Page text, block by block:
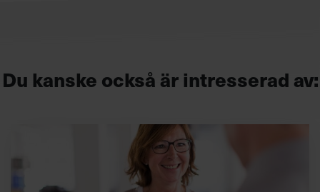
Du kanske också är intresserad av: